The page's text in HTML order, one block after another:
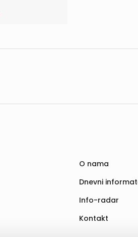
O nama
Dnevni
Info-radar
Kontakt